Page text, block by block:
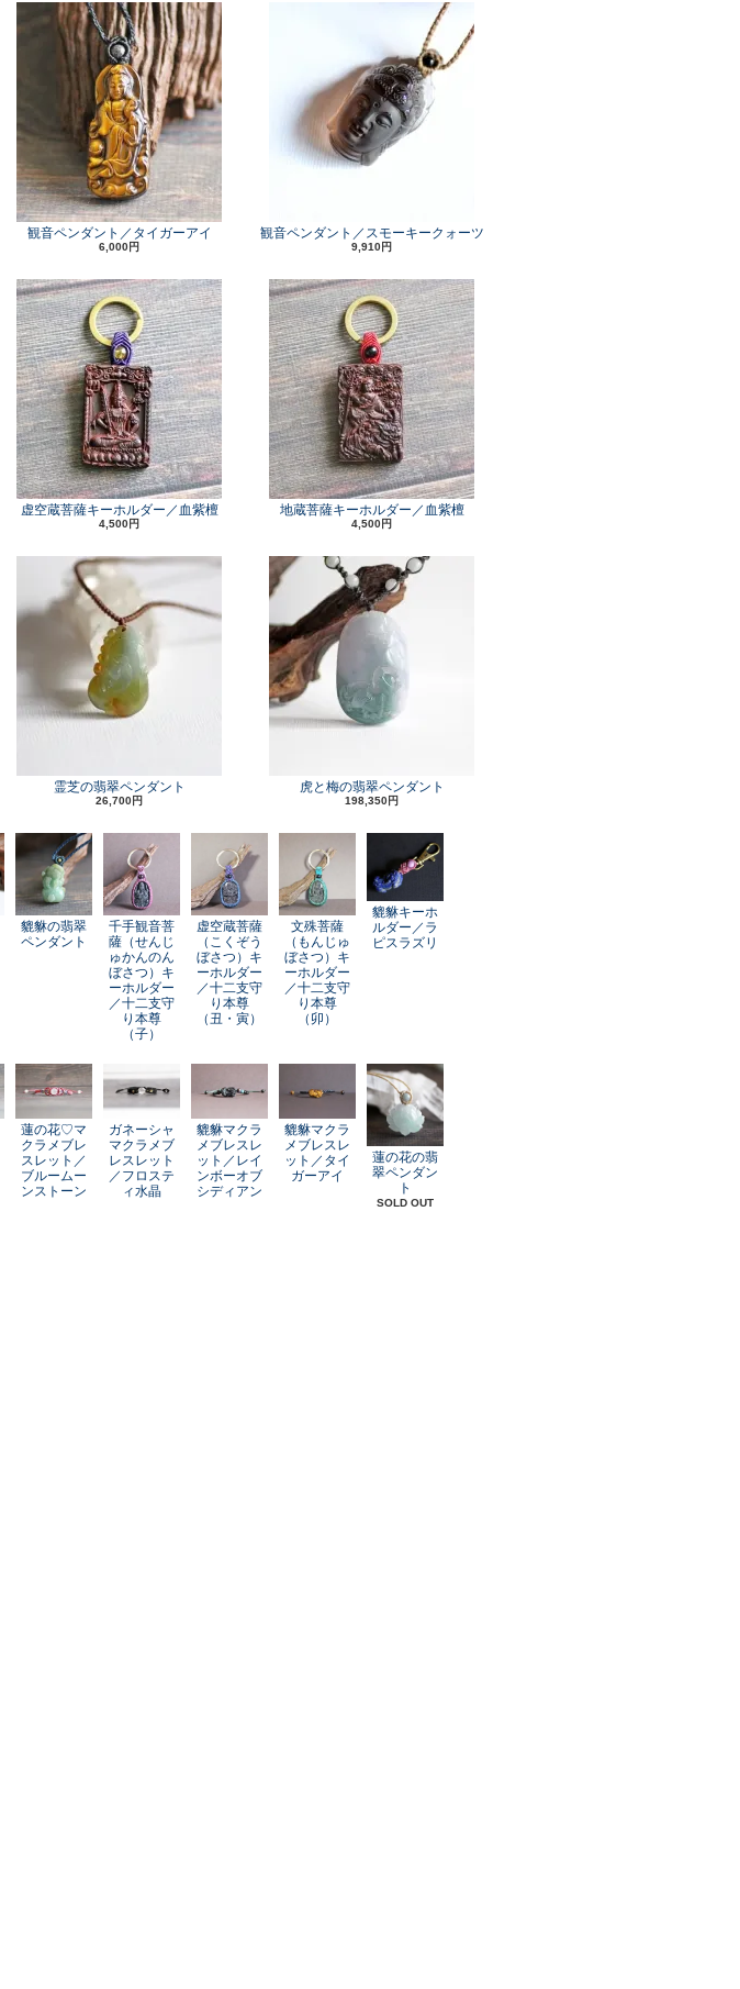
観音ペンダント／タイガーアイ
6,000円
観音ペンダント／スモーキークォーツ
9,910円
虚空蔵菩薩キーホルダー／血紫檀
4,500円
地蔵菩薩キーホルダー／血紫檀
4,500円
霊芝の翡翠ペンダント
26,700円
虎と梅の翡翠ペンダント
198,350円
貔貅の翡翠
ペンダント
千手観音菩
薩（せんじ
ゅかんのん
ぼさつ）キ
ーホルダー
／十二支守
り本尊
（子）
虚空蔵菩薩
（こくぞう
ぼさつ）キ
ーホルダー
／十二支守
り本尊
（丑・寅）
文殊菩薩
（もんじゅ
ぼさつ）キ
ーホルダー
／十二支守
り本尊
（卯）
貔貅キーホ
ルダー／ラ
ピスラズリ
蓮の花♡マ
クラメブレ
スレット／
ブルームー
ンストーン
ガネーシャ
マクラメブ
レスレット
／フロステ
ィ水晶
貔貅マクラ
メブレスレ
ット／レイ
ンボーオブ
シディアン
貔貅マクラ
メブレスレ
ット／タイ
ガーアイ
蓮の花の翡
翠ペンダン
ト
SOLD OUT